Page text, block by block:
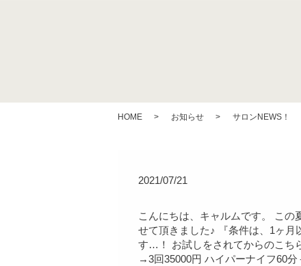
HOME お知らせ サロンNEWS！
2021/07/21
こんにちは、キャルムです。 この
せて頂きました♪ 『条件は、1ヶ月
す…！ お試しをされてからのこち
→3回35000円 ハイパーナイフ60